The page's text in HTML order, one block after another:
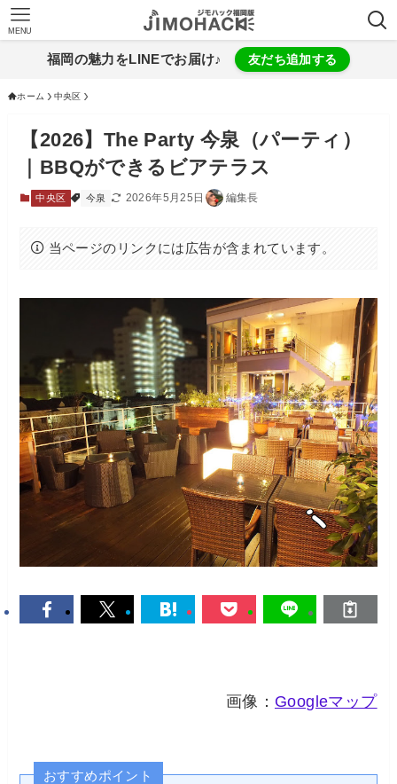
MENU
福岡の魅力をLINEでお届け♪ 友だち追加する
ホーム 中央区
【2026】The Party 今泉（パーティ）
｜BBQができるビアテラス
中央区 今泉 2026年5月25日 編集長
当ページのリンクには広告が含まれています。
画像： Googleマップ
おすすめポイント